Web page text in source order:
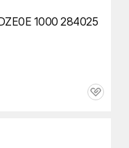
DZE0E 1000 284025
관